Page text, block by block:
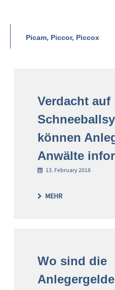
Picam, Piccor, Piccox
Verdacht auf
können
Anwälte
13. February 2018
MEHR
Wo sind die